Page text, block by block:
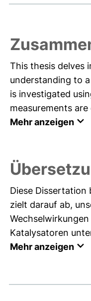
This thesis delves
understanding to
is investigated
measurements
Mehr anzeigen
Diese
zielt darauf ab,
Katalysatoren
Mehr anzeigen